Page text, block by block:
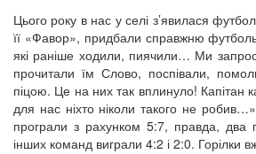
Цього року в нас у селі з’явилася
її «Фавор», придбали справжню
які раніше ходили, пиячили… Ми
прочитали їм Слово, поспівали,
піцою. Це на них так вплинуло! Капітан
для нас ніхто ніколи такого не
програли з рахунком 5:7, правда, два
інших команд виграли 4:2 і 2:0. Горілки